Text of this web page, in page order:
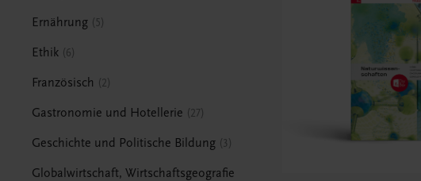
Ernährung 5
Ethik 6
Französisch 2
Gastronomie und Hotellerie 27
Geschichte und Politische Bildung 3
Globalwirtschaft, Wirtschaftsgeografie